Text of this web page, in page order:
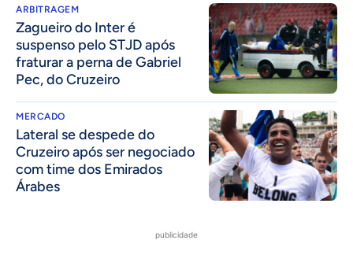
ARBITRAGEM
Zagueiro do Inter é
suspenso pelo STJD após
fraturar a perna de Gabriel
Pec, do Cruzeiro
MERCADO
Lateral se despede do
Cruzeiro após ser negociado
com time dos Emirados
Árabes
publicidade